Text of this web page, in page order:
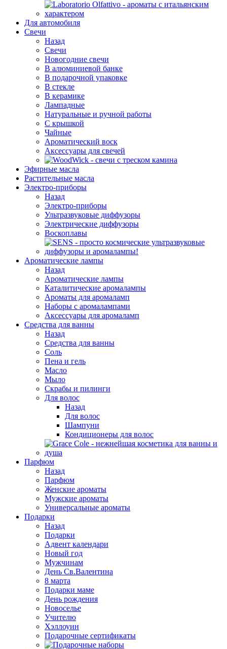
Для автомобиля
Свечи
Назад
Свечи
Новогодние свечи
В алюминиевой банке
В подарочной упаковке
В стекле
В керамике
Лампадные
Натуральные и ручной работы
С крышкой
Чайные
Ароматический воск
Аксессуары для свечей
Эфирные масла
Растительные масла
Электро-приборы
Назад
Электро-приборы
Ультразвуковые диффузоры
Электрические диффузоры
Воскоплавы
Ароматические лампы
Назад
Ароматические лампы
Каталитические аромалампы
Ароматы для аромаламп
Наборы с аромалампами
Аксессуары для аромаламп
Средства для ванны
Назад
Средства для ванны
Соль
Пена и гель
Масло
Мыло
Скрабы и пилинги
Для волос
Назад
Для волос
Шампуни
Кондиционеры для волос
Парфюм
Назад
Парфюм
Женские ароматы
Мужские ароматы
Универсальные ароматы
Подарки
Назад
Подарки
Адвент календари
Новый год
Мужчинам
День Св.Валентина
8 марта
Подарки маме
День рождения
Новоселье
Учителю
Хэллоуин
Подарочные сертификаты